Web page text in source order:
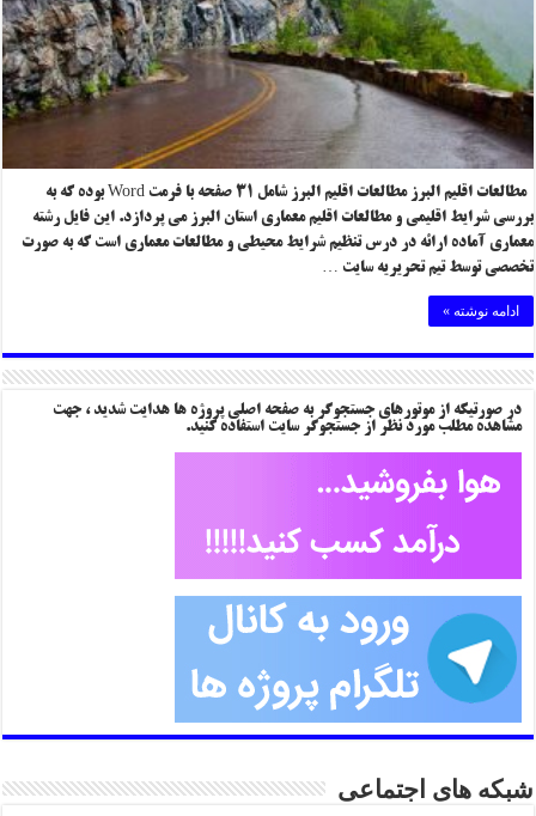
مطالعات اقلیم البرز مطالعات اقلیم البرز شامل ۳۱ صفحه با فرمت Word بوده که به
بررسی شرایط اقلیمی و مطالعات اقلیم معماری استان البرز می پردازد. این فایل رشته
معماری آماده ارائه در درس تنظیم شرایط محیطی و مطالعات معماری است که به صورت
تخصصی توسط تیم تحریریه سایت …
ادامه نوشته »
در صورتیکه از موتورهای جستجوگر به صفحه اصلی پروژه ها هدایت شدید ، جهت
مشاهده مطلب مورد نظر از جستجوگر سایت استفاده کنید.
شبکه های اجتماعی